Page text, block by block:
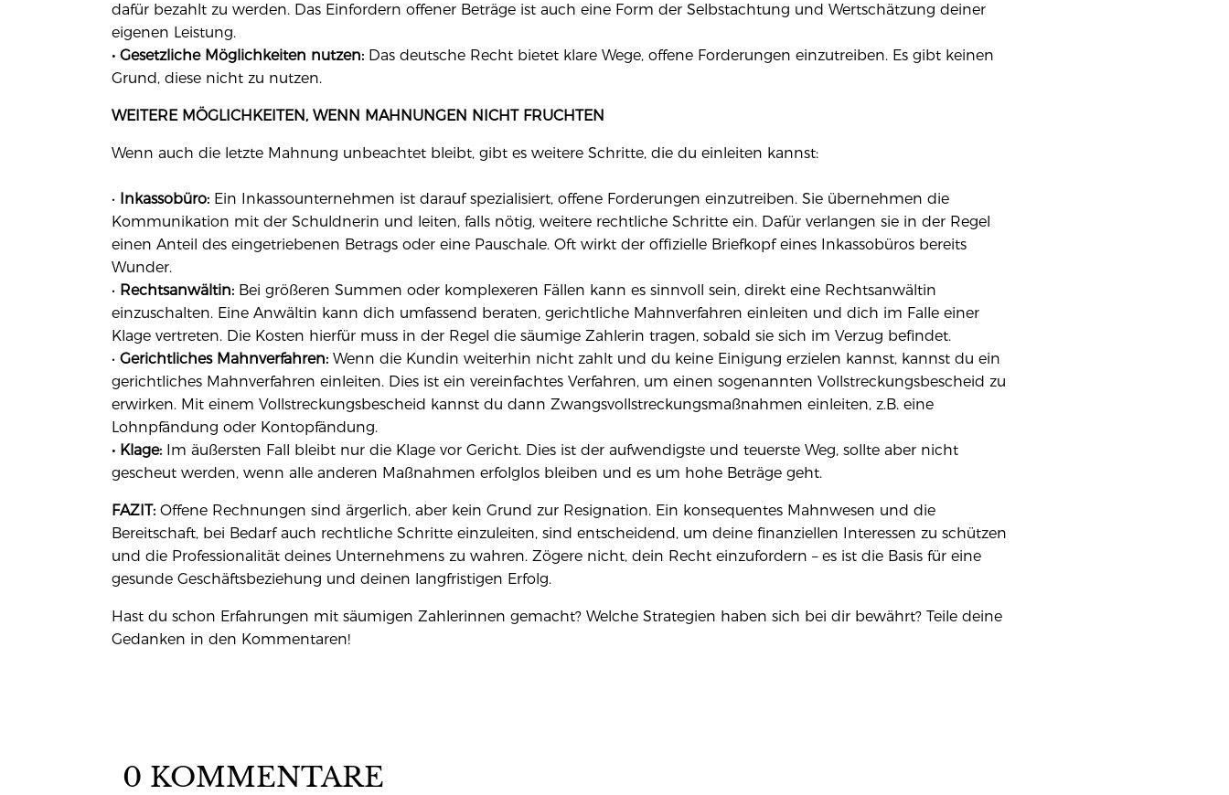
dafür bezahlt zu werden. Das Einfordern offener Beträge ist auch eine Form der Selbstachtung und Wertschätzung deiner
eigenen Leistung.
• Gesetzliche Möglichkeiten nutzen:Das deutsche Recht bietet klare Wege, offene Forderungen einzutreiben. Es gibt keinen
Grund, diese nicht zu nutzen.
WEITERE MÖGLICHKEITEN, WENN MAHNUNGEN NICHT FRUCHTEN
Wenn auch die letzte Mahnung unbeachtet bleibt, gibt es weitere Schritte, die du einleiten kannst:
• Inkassobüro:Ein Inkassounternehmen ist darauf spezialisiert, offene Forderungen einzutreiben. Sie übernehmen die
Kommunikation mit der Schuldnerin und leiten, falls nötig, weitere rechtliche Schritte ein. Dafür verlangen sie in der Regel
einen Anteil des eingetriebenen Betrags oder eine Pauschale. Oft wirkt der offizielle Briefkopf eines Inkassobüros bereits
Wunder.
• Rechtsanwältin:Bei größeren Summen oder komplexeren Fällen kann es sinnvoll sein, direkt eine Rechtsanwältin
einzuschalten. Eine Anwältin kann dich umfassend beraten, gerichtliche Mahnverfahren einleiten und dich im Falle einer
Klage vertreten. Die Kosten hierfür muss in der Regel die säumige Zahlerin tragen, sobald sie sich im Verzug befindet.
• Gerichtliches Mahnverfahren:Wenn die Kundin weiterhin nicht zahlt und du keine Einigung erzielen kannst, kannst du ein
gerichtliches Mahnverfahren einleiten. Dies ist ein vereinfachtes Verfahren, um einen sogenannten Vollstreckungsbescheid zu
erwirken. Mit einem Vollstreckungsbescheid kannst du dann Zwangsvollstreckungsmaßnahmen einleiten, z.B. eine
Lohnpfändung oder Kontopfändung.
• Klage:Im äußersten Fall bleibt nur die Klage vor Gericht. Dies ist der aufwendigste und teuerste Weg, sollte aber nicht
gescheut werden, wenn alle anderen Maßnahmen erfolglos bleiben und es um hohe Beträge geht.
FAZIT:Offene Rechnungen sind ärgerlich, aber kein Grund zur Resignation. Ein konsequentes Mahnwesen und die
Bereitschaft, bei Bedarf auch rechtliche Schritte einzuleiten, sind entscheidend, um deine finanziellen Interessen zu schützen
und die Professionalität deines Unternehmens zu wahren. Zögere nicht, dein Recht einzufordern – es ist die Basis für eine
gesunde Geschäftsbeziehung und deinen langfristigen Erfolg.
Hast du schon Erfahrungen mit säumigen Zahlerinnen gemacht? Welche Strategien haben sich bei dir bewährt? Teile deine
Gedanken in den Kommentaren!
0 KOMMENTARE